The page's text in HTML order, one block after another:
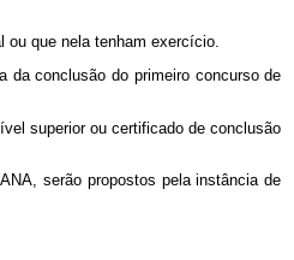
que nela tenham exercício.
da conclusão do primeiro concurso de
superior ou certificado de conclusão
serão propostos pela instância de